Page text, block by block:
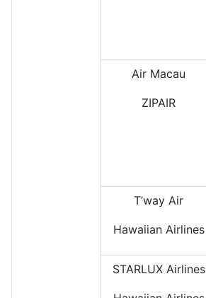
Air Macau
ZIPAIR
T’way Air
Hawaiian Airlines
STARLUX Airlines